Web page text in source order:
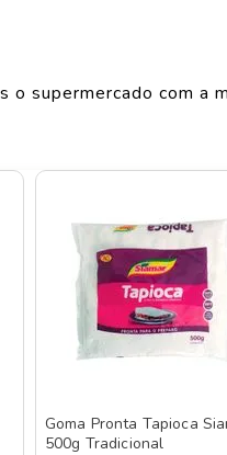
o supermercado com a
Goma Pronta Tapioca
500g Tradicional